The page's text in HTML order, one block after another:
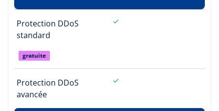
Protection DDoS
standard
gratuite
Protection DDoS
avancée